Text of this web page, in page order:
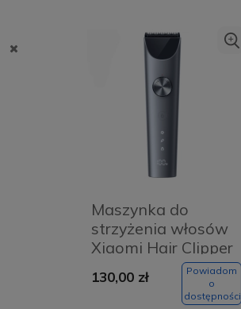
Maszynka do
strzyżenia włosów
Xiaomi Hair Clipper
2 Szara - Grey
130,00 zł
Powiadom
o
dostępności